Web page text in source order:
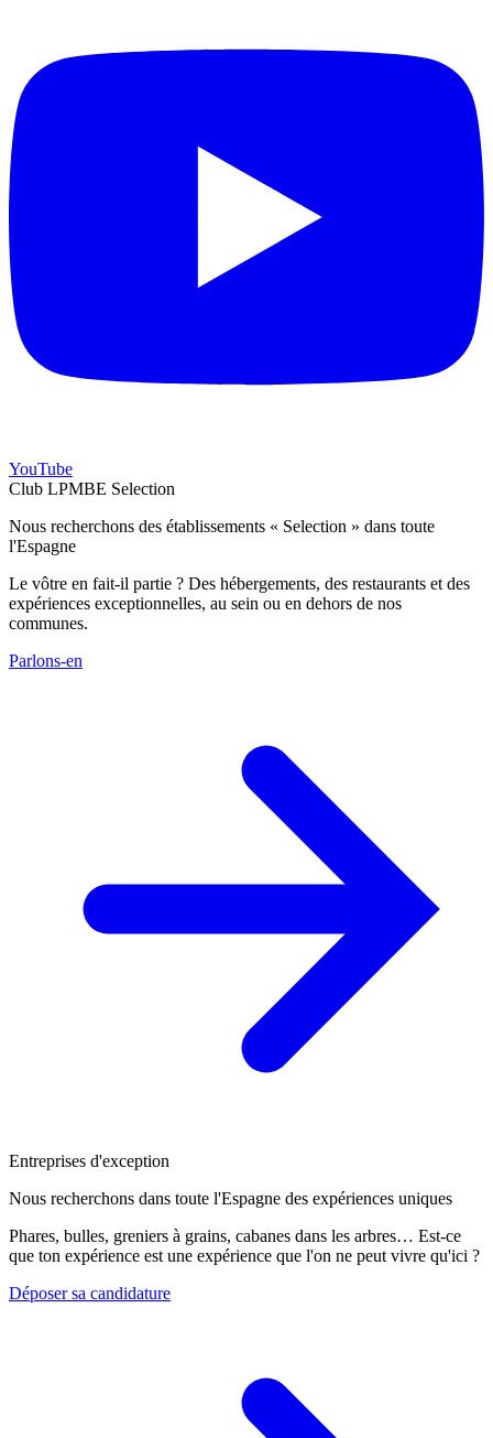
YouTube
Club LPMBE Selection
Nous recherchons des établissements « Selection » dans toute
l'Espagne
Le vôtre en fait-il partie ? Des hébergements, des restaurants et des
expériences exceptionnelles, au sein ou en dehors de nos
communes.
Parlons-en
Entreprises d'exception
Nous recherchons dans toute l'Espagne des expériences uniques
Phares, bulles, greniers à grains, cabanes dans les arbres… Est-ce
que ton expérience est une expérience que l'on ne peut vivre qu'ici ?
Déposer sa candidature